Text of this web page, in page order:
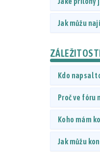
Jak můžu
Kdo napsal
Proč ve fóru
Koho mám
Jak můžu